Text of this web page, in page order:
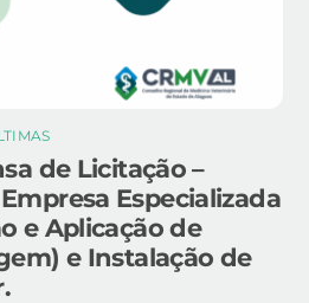
de Licitação –
Especializada
e Aplicação de
e Instalação de